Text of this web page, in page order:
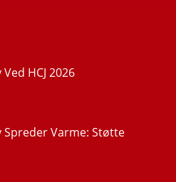
HCJ 2026
Spreder Varme: Støtte